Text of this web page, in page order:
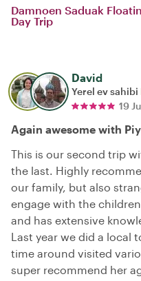
Damnoen Saduak
Day Trip
David
Yerel ev sahibi
19
Again awesome with
This is our second trip
the last. Highly
our family, but also
engage with the
and has extensive
Last year we did a local
time around visited
super recommend her